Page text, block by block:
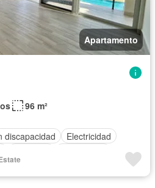
Apartamento
96 m²
discapacidad
Electricidad